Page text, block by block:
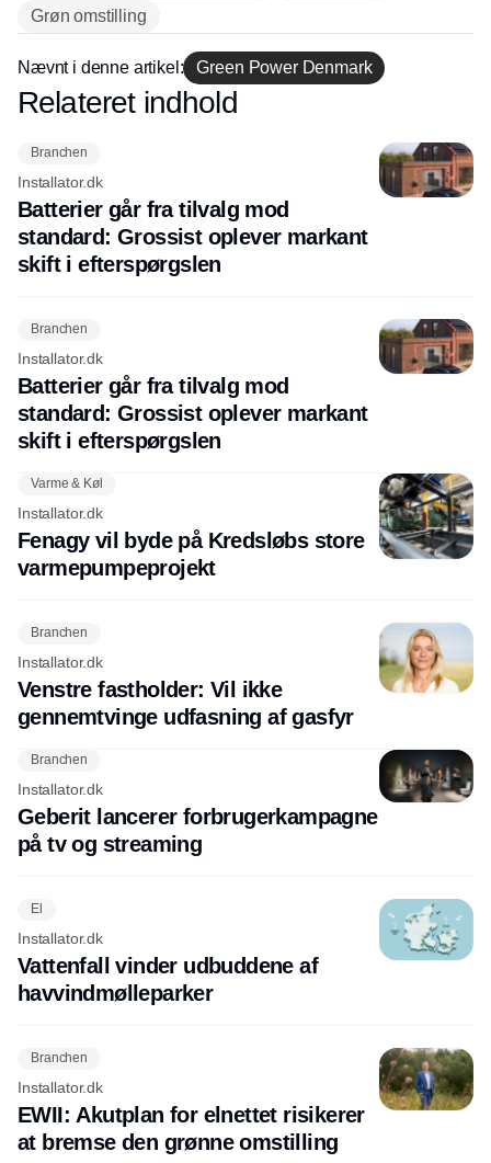
Grøn omstilling
Nævnt i denne artikel: Green Power Denmark
Annonce
Relateret indhold
Branchen
Installator.dk
Batterier går fra tilvalg mod
standard: Grossist oplever markant
skift i efterspørgslen
Branchen
Installator.dk
Batterier går fra tilvalg mod
standard: Grossist oplever markant
skift i efterspørgslen
Varme & Køl
Installator.dk
Fenagy vil byde på Kredsløbs store
varmepumpeprojekt
Branchen
Installator.dk
Venstre fastholder: Vil ikke
gennemtvinge udfasning af gasfyr
Branchen
Installator.dk
Geberit lancerer forbrugerkampagne
på tv og streaming
El
Installator.dk
Vattenfall vinder udbuddene af
havvindmølleparker
Branchen
Installator.dk
EWII: Akutplan for elnettet risikerer
at bremse den grønne omstilling